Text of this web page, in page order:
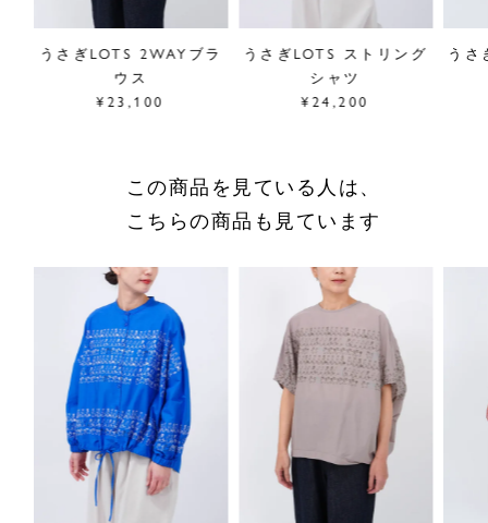
商品についてのお問い合わせ
ショッピングガイドはこちら
うさぎLOTS 2WAYブラ
ウス
¥23,100
うさぎLOTS ストリング
シャツ
¥24,200
うさ
この商品を見ている人は、
こちらの商品も見ています